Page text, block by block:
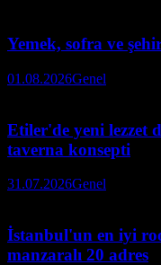
Yemek, sofra ve
01.08.2026Genel
Etiler'de yeni lezzet
taverna konsepti
31.07.2026Genel
İstanbul'un en iyi
manzaralı 20 adres